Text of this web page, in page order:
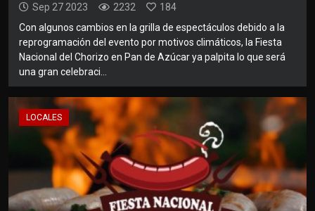
Sep 27 2023 2232
184
Con algunos cambios en la grilla de espectáculos debido a la
reprogramación del evento por motivos climáticos, la Fiesta
Nacional del Chorizo en Pan de Azúcar ya palpita lo que será
una gran celebraci...
LOCALES